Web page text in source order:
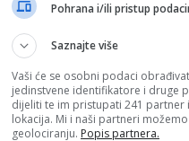
Nakon svega, premijer je na svom
pojasnio svoj potez
SAOPĆENJE ZA JAVNOST SDA
Pozivamo gospodina Edina
Iako je imenovan na premijersku
Pohrana i/ili pristup
Saznajte više
Vaši će se osobni podaci
jedinstvene identifikatore i druge
dijeliti te im pristupati 241
lokacija. Mi i naši partneri
geolociranju. Popis partnera.